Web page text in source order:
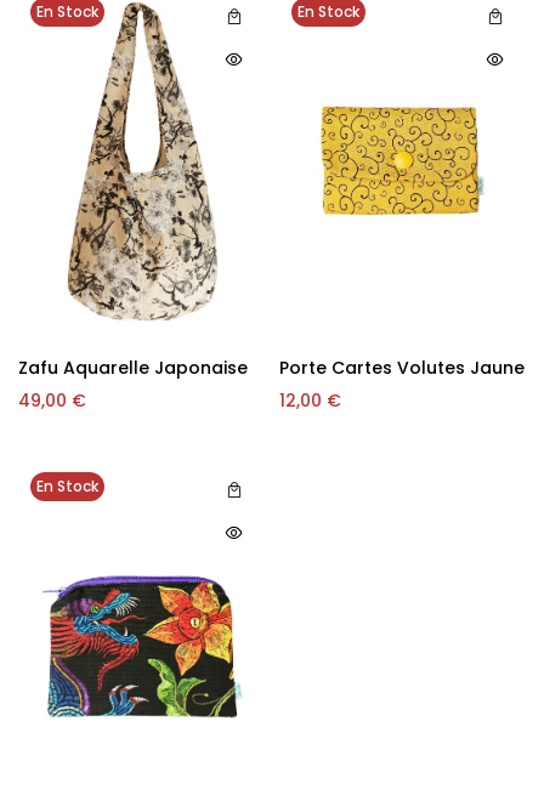
En Stock
Zafu Aquarelle Japonaise
49,00 €
En Stock
Porte Cartes Volutes Jaune
12,00 €
En Stock